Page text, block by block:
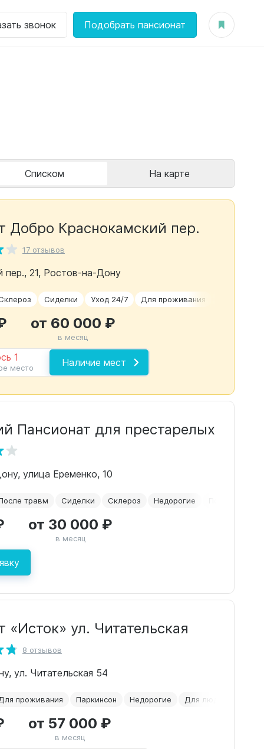
звонок Подобрать пансионат
Списком На карте
Добро Краснокамский пер.
17 отзывов
пер., 21, Ростов-на-Дону
Сиделки Уход 24/7 Для проживания
1
место Наличие мест
от 60 000 ₽
в месяц
Пансионат для престарелых
улица Еременко, 10
травм Сиделки Склероз Недорогие
от 30 000 ₽
в месяц
«Исток» ул. Читательская
8 отзывов
ул. Читательская 54
проживания Паркинсон Недорогие Для людей с
от 57 000 ₽
в месяц